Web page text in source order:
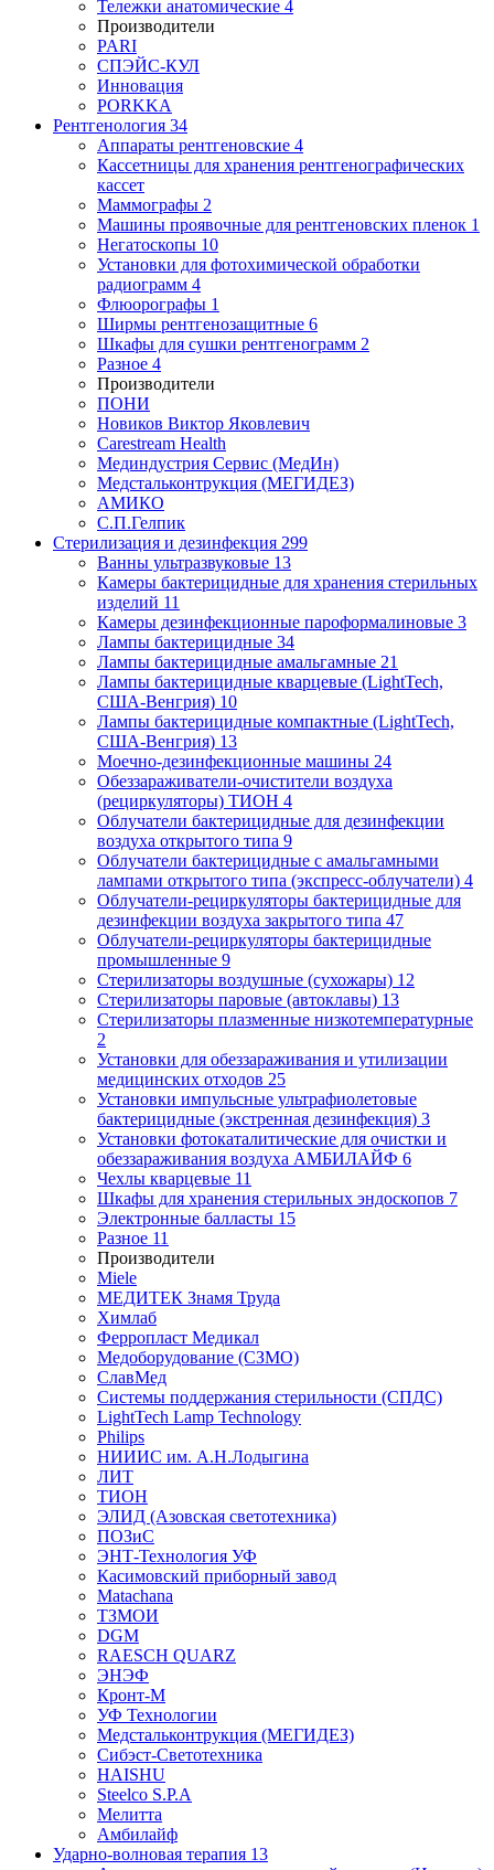
Тележки анатомические 4
Производители
PARI
СПЭЙС-КУЛ
Инновация
PORKKA
Рентгенология 34
Аппараты рентгеновские 4
Кассетницы для хранения рентгенографических
кассет
Маммографы 2
Машины проявочные для рентгеновских пленок 1
Негатоскопы 10
Установки для фотохимической обработки
радиограмм 4
Флюорографы 1
Ширмы рентгенозащитные 6
Шкафы для сушки рентгенограмм 2
Разное 4
Производители
ПОНИ
Новиков Виктор Яковлевич
Carestream Health
Мединдустрия Сервис (МедИн)
Медстальконтрукция (МЕГИДЕЗ)
АМИКО
С.П.Гелпик
Стерилизация и дезинфекция 299
Ванны ультразвуковые 13
Камеры бактерицидные для хранения стерильных
изделий 11
Камеры дезинфекционные пароформалиновые 3
Лампы бактерицидные 34
Лампы бактерицидные амальгамные 21
Лампы бактерицидные кварцевые (LightTech,
США-Венгрия) 10
Лампы бактерицидные компактные (LightTech,
США-Венгрия) 13
Моечно-дезинфекционные машины 24
Обеззараживатели-очистители воздуха
(рециркуляторы) ТИОН 4
Облучатели бактерицидные для дезинфекции
воздуха открытого типа 9
Облучатели бактерицидные с амальгамными
лампами открытого типа (экспресс-облучатели) 4
Облучатели-рециркуляторы бактерицидные для
дезинфекции воздуха закрытого типа 47
Облучатели-рециркуляторы бактерицидные
промышленные 9
Стерилизаторы воздушные (сухожары) 12
Стерилизаторы паровые (автоклавы) 13
Стерилизаторы плазменные низкотемпературные
2
Установки для обеззараживания и утилизации
медицинских отходов 25
Установки импульсные ультрафиолетовые
бактерицидные (экстренная дезинфекция) 3
Установки фотокаталитические для очистки и
обеззараживания воздуха АМБИЛАЙФ 6
Чехлы кварцевые 11
Шкафы для хранения стерильных эндоскопов 7
Электронные балласты 15
Разное 11
Производители
Miele
МЕДИТЕК Знамя Труда
Химлаб
Ферропласт Медикал
Медоборудование (СЗМО)
СлавМед
Системы поддержания стерильности (СПДС)
LightTech Lamp Technology
Philips
НИИИС им. А.Н.Лодыгина
ЛИТ
ТИОН
ЭЛИД (Азовская светотехника)
ПОЗиС
ЭНТ-Технология УФ
Касимовский приборный завод
Matachana
ТЗМОИ
DGM
RAESCH QUARZ
ЭНЭФ
Кронт-М
УФ Технологии
Медстальконтрукция (МЕГИДЕЗ)
Сибэст-Светотехника
HAISHU
Steelco S.P.A
Мелитта
Амбилайф
Ударно-волновая терапия 13